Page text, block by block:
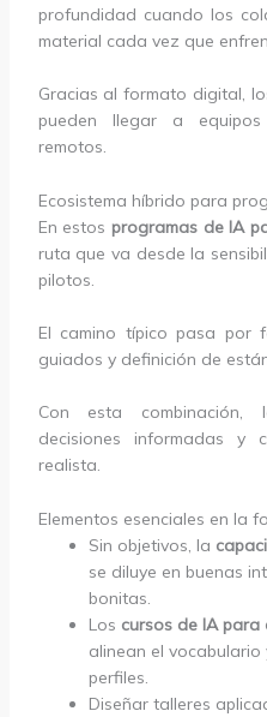
profundidad cuando los
material cada vez que
Gracias al formato digital,
pueden llegar a equipos
remotos.
Ecosistema híbrido para
En estos programas de IA
ruta que va desde la
pilotos.
El camino típico pasa por
guiados y definición de
Con esta combinación,
decisiones informadas
realista.
Elementos esenciales en la
Sin objetivos, la
se diluye en buenas
bonitas.
Los cursos de IA para
alinean el
perfiles.
Diseñar talleres